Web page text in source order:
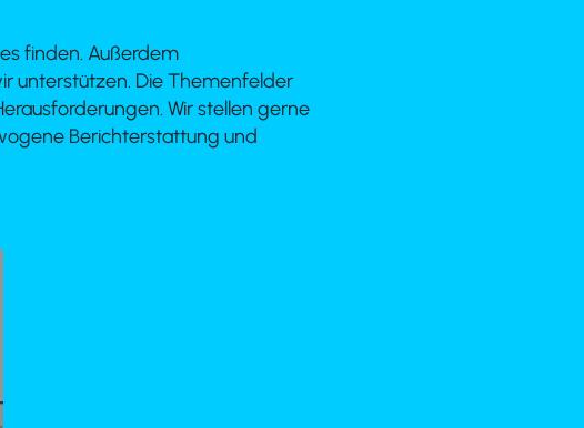
finden. Außerdem
unterstützen. Die Themenfelder
Wir stellen gerne
Berichterstattung und